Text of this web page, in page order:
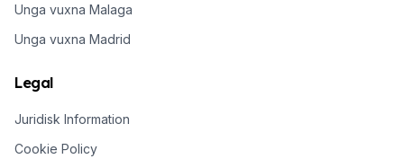
Unga vuxna Malaga
Unga vuxna Madrid
Legal
Juridisk Information
Cookie Policy